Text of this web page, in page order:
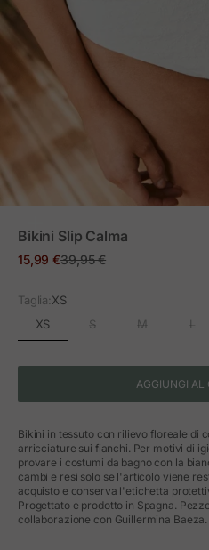
Bikini Slip Calma
Prezzo in offerta
15,99 €Prezzo normale
39,95 €
Taglia:XS
XS S M L
AGGIUNGI AL
Bikini in tessuto con rilievo floreale di
arricciature sui fianchi. Per motivi di
provare i costumi da bagno con la
cambi e resi solo se l'articolo viene
acquisto e conserva l'etichetta
Progettato e prodotto in Spagna.
collaborazione con Guillermina Baeza.